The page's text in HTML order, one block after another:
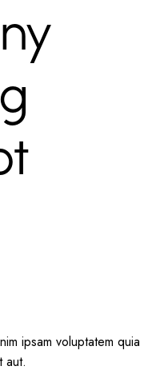
ipsam voluptatem quia
aut.